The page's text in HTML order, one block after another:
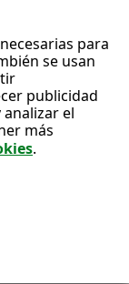
para
se usan
publicidad
el
más
.